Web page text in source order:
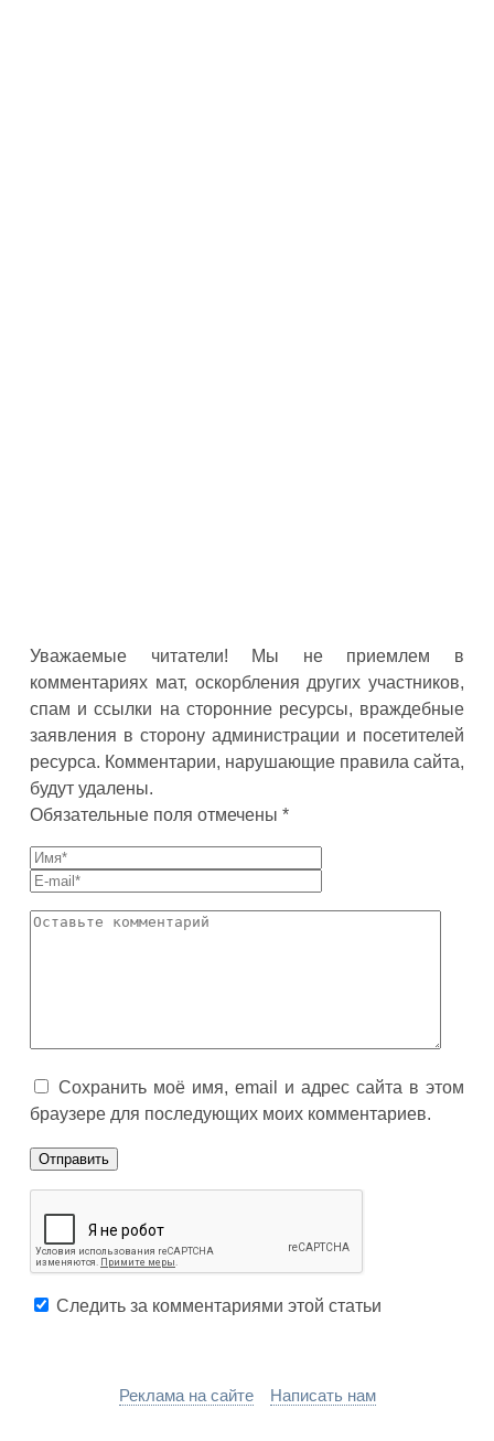
Уважаемые читатели! Мы не приемлем в
комментариях мат, оскорбления других участников,
спам и ссылки на сторонние ресурсы, враждебные
заявления в сторону администрации и посетителей
ресурса. Комментарии, нарушающие правила сайта,
будут удалены.
Обязательные поля отмечены *
Сохранить моё имя, email и адрес сайта в этом
браузере для последующих моих комментариев.
Следить за комментариями этой статьи
Реклама на сайте Написать нам